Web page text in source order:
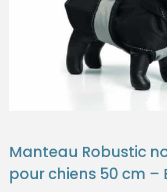
Manteau Robustic
pour chiens 50 cm –